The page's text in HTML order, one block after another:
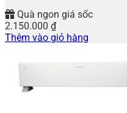
Quà ngon giá sốc
2.150.000 ₫
Thêm vào giỏ hàng